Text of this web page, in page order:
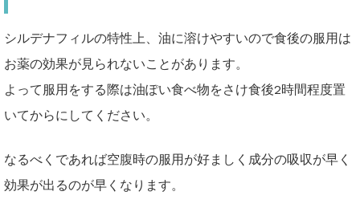
シルデナフィルの特性上、油に溶けやすいので食後の服用は
お薬の効果が見られないことがあります。
よって服用をする際は油ぽい食べ物をさけ食後2時間程度置
いてからにしてください。
なるべくであれば空腹時の服用が好ましく成分の吸収が早く
効果が出るのが早くなります。